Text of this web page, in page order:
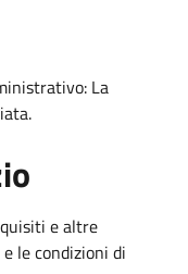
La
e altre
le condizioni di